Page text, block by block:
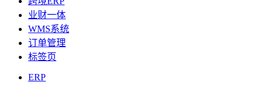
业财一体
WMS系统
订单管理
标签页
ERP